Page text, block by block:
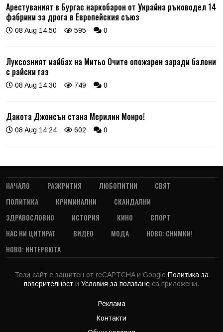
Арестуваният в Бургас наркобарон от Украйна ръководел 14
фабрики за дрога в Европейския съюз
08 Aug 14:50 595 0
Луксозният майбах на Митьо Очите опожарен заради балони
с райски газ
08 Aug 14:30 749 0
Дакота Джонсън стана Мерилин Монро!
08 Aug 14:24 602 0
НАЧАЛО РАЗКРИТИЯ ЛЮБОПИТНИ
СВЯТ
ПОЛИТИКА
КРИМИНАЛНИ
СКАНДАЛНИ
ЗДРАВОСЛОВНО
ИСТОРИЯ КИНО
СПОРТ
НАС НИ ЦИТИРАТ
ВИДЕО МОДА
НОВО: СНИМКИ!
НОВО: ИНТЕРВЮТА
Този сайт е защитен от reCAPTCHA и Google Политика за
поверителност и Условия за ползване са приложени.
Реклама
Контакти